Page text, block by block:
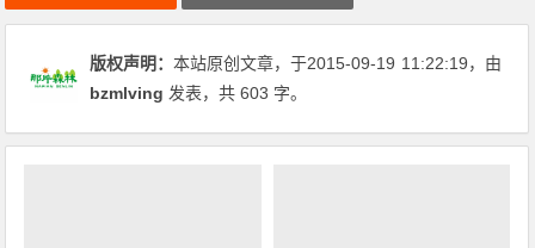
版权声明：本站原创文章，于2015-09-19 11:22:19，由
bzmlving 发表，共 603 字。